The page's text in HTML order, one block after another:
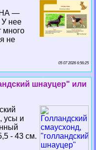
—
У нее
много
не
05 07 2026 6:56:25
шнауцер" или
усы и
- 43 см.